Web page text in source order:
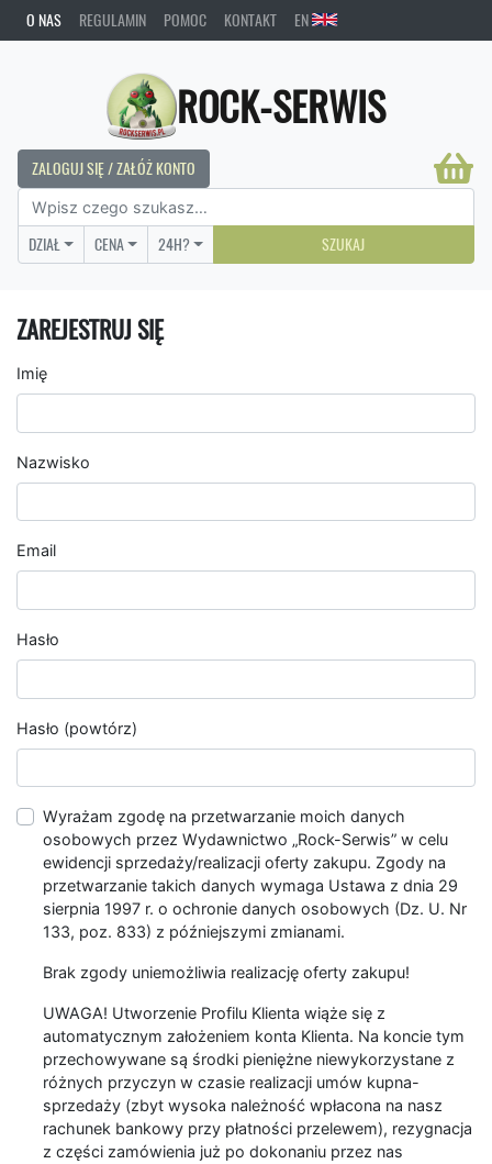
O NAS REGULAMIN POMOC KONTAKT EN
ROCK-SERWIS
ZALOGUJ SIĘ / ZAŁÓŻ KONTO
DZIAŁ CENA 24H? SZUKAJ
ZAREJESTRUJ SIĘ
Imię
Nazwisko
Email
Hasło
Hasło (powtórz)
Wyrażam zgodę na przetwarzanie moich danych
osobowych przez Wydawnictwo „Rock-Serwis” w celu
ewidencji sprzedaży/realizacji oferty zakupu. Zgody na
przetwarzanie takich danych wymaga Ustawa z dnia 29
sierpnia 1997 r. o ochronie danych osobowych (Dz. U. Nr
133, poz. 833) z późniejszymi zmianami.
Brak zgody uniemożliwia realizację oferty zakupu!
UWAGA! Utworzenie Profilu Klienta wiąże się z
automatycznym założeniem konta Klienta. Na koncie tym
przechowywane są środki pieniężne niewykorzystane z
różnych przyczyn w czasie realizacji umów kupna-
sprzedaży (zbyt wysoka należność wpłacona na nasz
rachunek bankowy przy płatności przelewem), rezygnacja
z części zamówienia już po dokonaniu przez nas